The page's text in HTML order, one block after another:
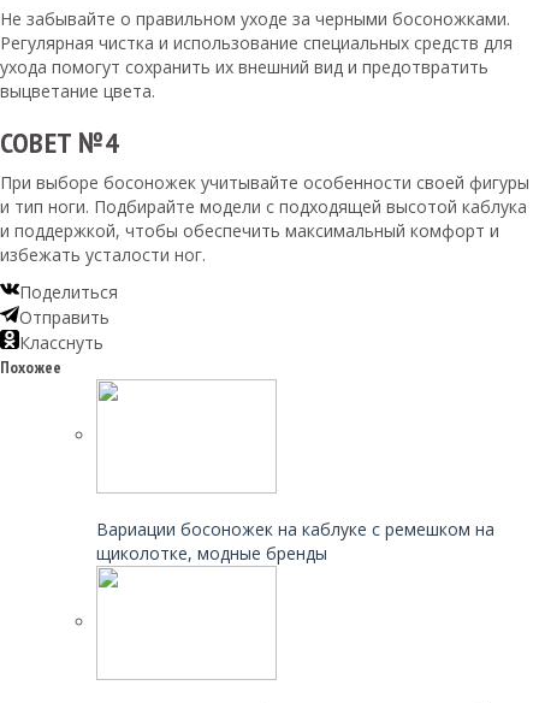
Не забывайте о правильном уходе за черными босоножками.
Регулярная чистка и использование специальных средств для
ухода помогут сохранить их внешний вид и предотвратить
выцветание цвета.
СОВЕТ №4
При выборе босоножек учитывайте особенности своей фигуры
и тип ноги. Подбирайте модели с подходящей высотой каблука
и поддержкой, чтобы обеспечить максимальный комфорт и
избежать усталости ног.
Поделиться
Отправить
Класснуть
Похожее
Вариации босоножек на каблуке с ремешком на
щиколотке, модные бренды